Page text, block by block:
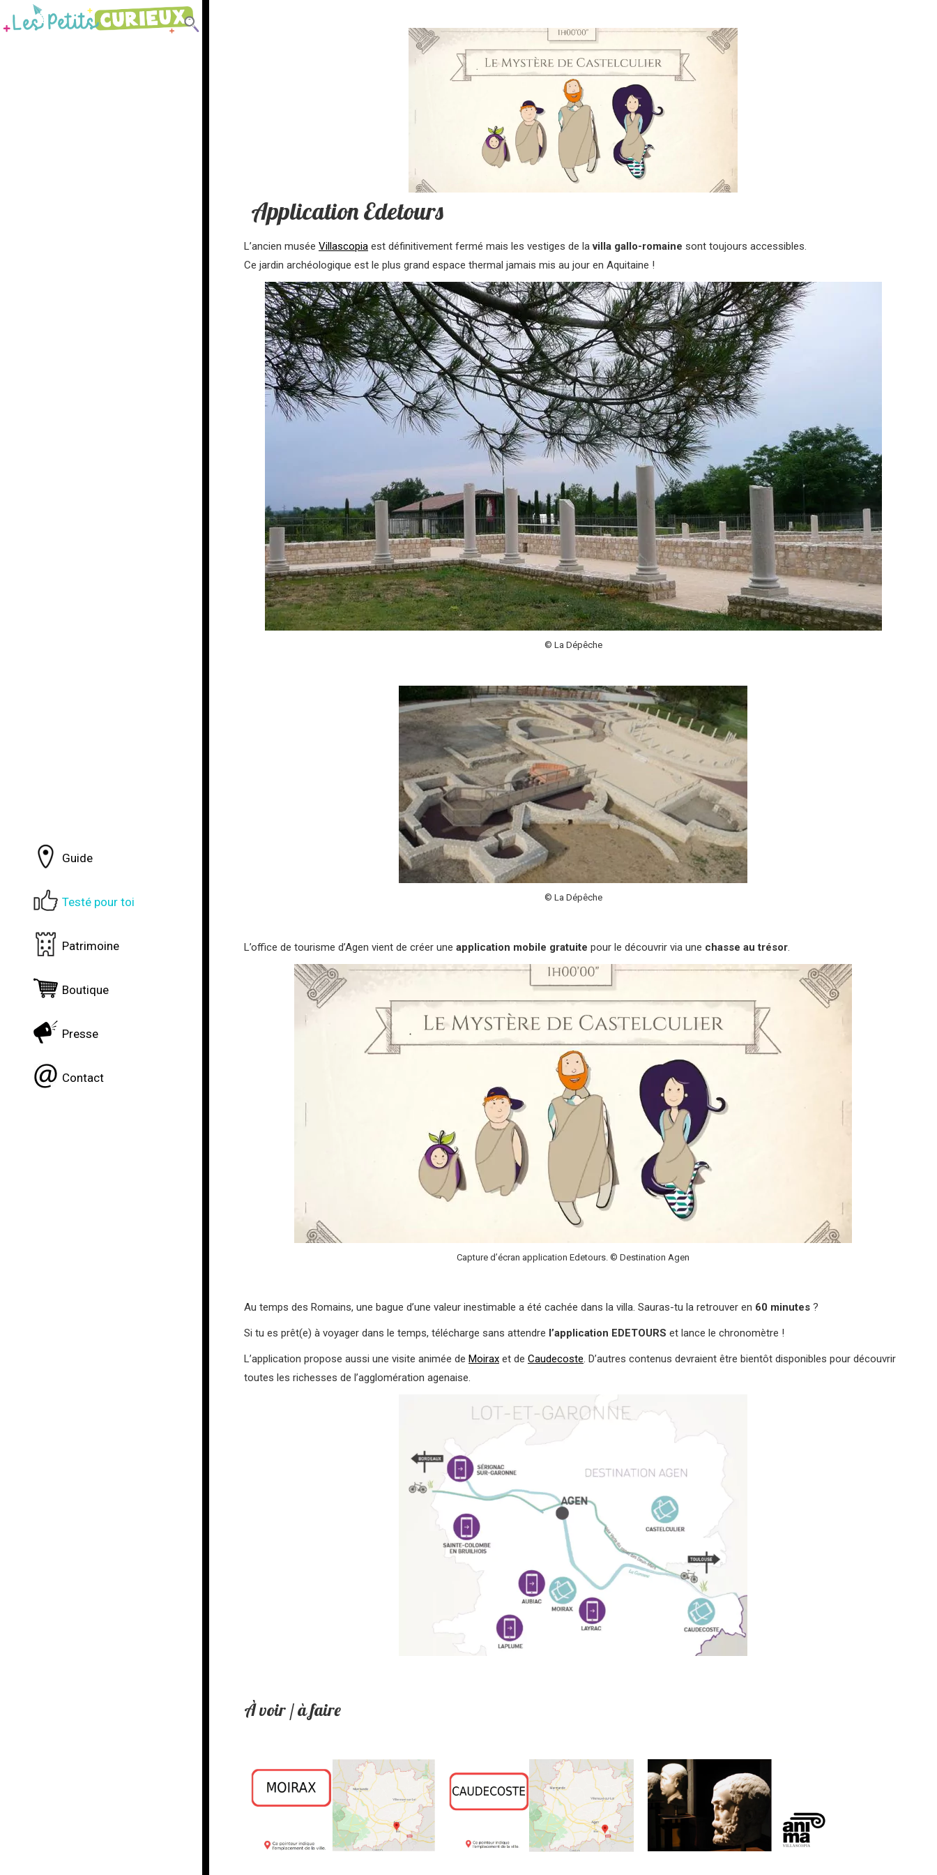
Guide
Testé pour toi
Patrimoine
Boutique
Presse
Contact
Application Edetours
L’ancien musée Villascopia est définitivement fermé mais les vestiges de lavilla gallo-romaine sont toujours accessibles.
Ce jardin archéologique est le plus grand espace thermal jamais mis au jour en Aquitaine !
© La Dépêche
© La Dépêche
L’office de tourisme d’Agen vient de créer une application mobile gratuite pour le découvrir via une chasse au trésor
Capture d’écran application Edetours. © Destination Agen
Au temps des Romains, une bague d’une valeur inestimable a été cachée dans la villa. Sauras-tu la retrouver en 60 minutes ?
Si tu es prêt(e) à voyager dans le temps, télécharge sans attendre l’application EDETOURS et lance le chronomètre !
L’application propose aussi une visite animée de Moirax et de Caudecoste . D’autres contenus devraient être bientôt disponibles pour découvrir
toutes les richesses de l’agglomération agenaise.
À voir / à faire